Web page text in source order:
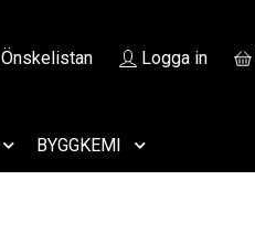
Önskelistan Logga in
BYGGKEMI